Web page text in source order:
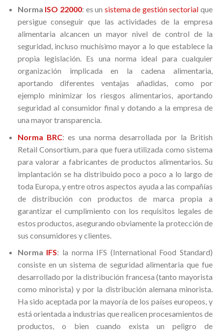
Norma ISO 22000: es un sistema de gestión sectorial que
persigue conseguir que las actividades de la empresa
alimentaria alcancen un mayor nivel de control de la
seguridad, incluso muchísimo mayor a lo que establece la
propia legislación. Es una norma ideal para cualquier
organización implicada en la cadena alimentaria,
aportando diferentes ventajas añadidas, como por
ejemplo minimizar los riesgos alimentarios, aportando
seguridad al consumidor final y dotando a la empresa de
una mayor transparencia.
Norma BRC: es una norma desarrollada por la British
Retail Consortium, para que fuera utilizada como sistema
para valorar a fabricantes de productos alimentarios. Su
implantación se ha distribuido poco a poco a lo largo de
toda Europa, y entre otros aspectos ayuda a las compañías
de distribución con productos de marca propia a
garantizar el cumplimiento con los requisitos legales de
estos productos, asegurando obviamente la protección de
sus consumidores y clientes.
Norma IFS: la norma IFS (International Food Standard)
consiste en un sistema de seguridad alimentaria que fue
desarrollado por la distribución francesa (tanto mayorista
como minorista) y por la distribución alemana minorista.
Ha sido aceptada por la mayoría de los países europeos, y
está orientada a industrias que realicen procesamientos de
productos, o bien cuando exista un peligro de